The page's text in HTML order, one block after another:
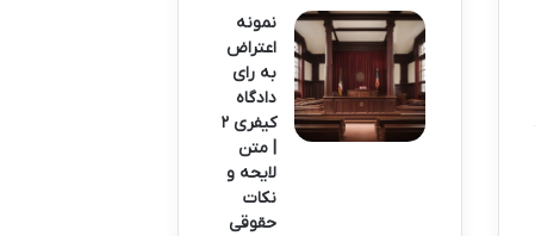
نمونه
اعتراض
به رای
دادگاه
کیفری ۲
| متن
لایحه و
نکات
حقوقی